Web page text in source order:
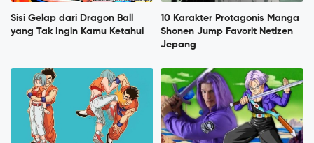
Sisi Gelap dari Dragon Ball
yang Tak Ingin Kamu Ketahui
10 Karakter Protagonis Manga
Shonen Jump Favorit Netizen
Jepang